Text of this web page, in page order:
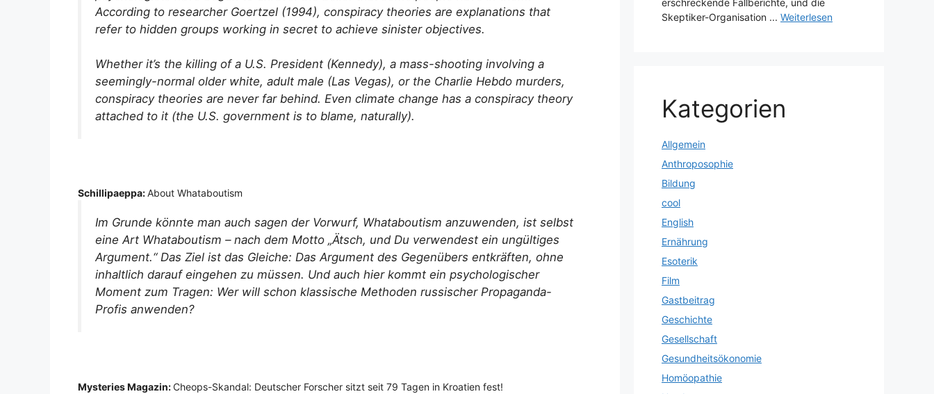
According to researcher Goertzel (1994), conspiracy theories are explanations that
refer to hidden groups working in secret to achieve sinister objectives.
Whether it’s the killing of a U.S. President (Kennedy), a mass-shooting involving a
seemingly-normal older white, adult male (Las Vegas), or the Charlie Hebdo murders,
conspiracy theories are never far behind. Even climate change has a conspiracy theory
attached to it (the U.S. government is to blame, naturally).
Schillipaeppa:About Whataboutism
Im Grunde könnte man auch sagen der Vorwurf, Whataboutism anzuwenden, ist selbst
eine Art Whataboutism – nach dem Motto „Ätsch, und Du verwendest ein ungültiges
Argument.“ Das Ziel ist das Gleiche: Das Argument des Gegenübers entkräften, ohne
inhaltlich darauf eingehen zu müssen. Und auch hier kommt ein psychologischer
Moment zum Tragen: Wer will schon klassische Methoden russischer Propaganda-
Profis anwenden?
Mysteries Magazin:Cheops-Skandal: Deutscher Forscher sitzt seit 79 Tagen in Kroatien fest!
Skeptiker-Organisation ... Weiterlesen
Kategorien
Allgemein
Anthroposophie
Bildung
cool
English
Ernährung
Esoterik
Film
Gastbeitrag
Geschichte
Gesellschaft
Gesundheitsökonomie
Homöopathie